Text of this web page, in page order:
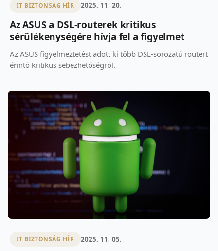
IT BIZTONSÁG HÍR 2025. 11. 20.
Az ASUS a DSL-routerek kritikus
sérülékenységére hívja fel a figyelmet
Az ASUS figyelmeztetést adott ki több DSL-sorozatú routert
érintő kritikus sebezhetőségről.
IT BIZTONSÁG HÍR 2025. 11. 05.